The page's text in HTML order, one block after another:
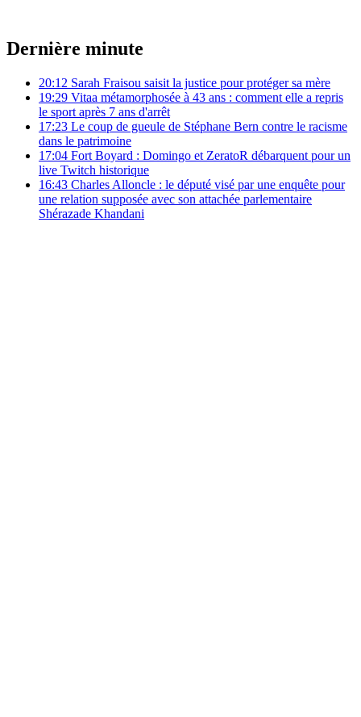
Dernière minute
20:12 Sarah Fraisou saisit la justice pour protéger sa mère
19:29 Vitaa métamorphosée à 43 ans : comment elle a repris
le sport après 7 ans d'arrêt
17:23 Le coup de gueule de Stéphane Bern contre le racisme
dans le patrimoine
17:04 Fort Boyard : Domingo et ZeratoR débarquent pour un
live Twitch historique
16:43 Charles Alloncle : le député visé par une enquête pour
une relation supposée avec son attachée parlementaire
Shérazade Khandani